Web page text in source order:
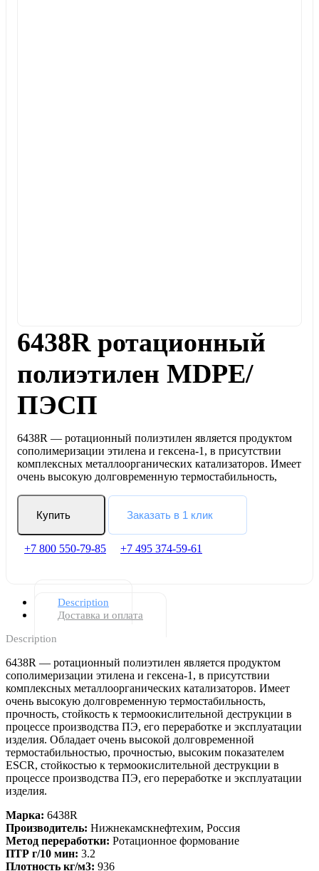
6438R ротационный
полиэтилен MDPE/
ПЭСП
6438R — ротационный полиэтилен является продуктом
сополимеризации этилена и гексена-1, в присутствии
комплексных металлоорганических катализаторов. Имеет
очень высокую долговременную термостабильность,
Купить Заказать в 1 клик
+7 800 550-79-85 +7 495 374-59-61
Description
Доставка и оплата
Description
6438R — ротационный полиэтилен является продуктом
сополимеризации этилена и гексена-1, в присутствии
комплексных металлоорганических катализаторов. Имеет
очень высокую долговременную термостабильность,
прочность, стойкость к термоокислительной деструкции в
процессе производства ПЭ, его переработке и эксплуатации
изделия. Обладает очень высокой долговременной
термостабильностью, прочностью, высоким показателем
ESCR, стойкостью к термоокислительной деструкции в
процессе производства ПЭ, его переработке и эксплуатации
изделия.
Марка: 6438R
Производитель: Нижнекамскнефтехим, Россия
Метод переработки: Ротационное формование
ПТР г/10 мин: 3.2
Плотность кг/м3: 936